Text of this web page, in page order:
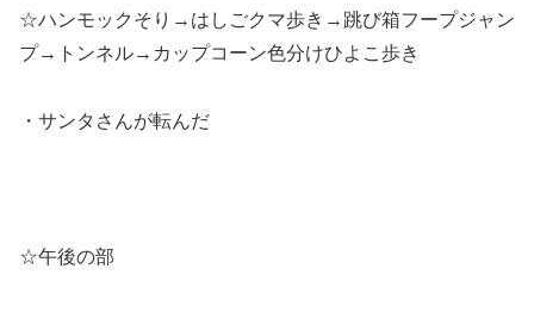
☆ハンモックそり→はしごクマ歩き→跳び箱フープジャン
プ→トンネル→カップコーン色分けひよこ歩き
・サンタさんが転んだ
☆午後の部